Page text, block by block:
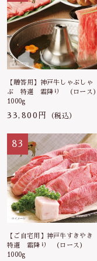
【贈答用】神戸牛しゃぶしゃ
ぶ 特選 霜降り （ロース）
1000g
33,800円 （税込）
83
【ご自宅用】神戸牛すきやき
特選 霜降り （ロース）
1000g